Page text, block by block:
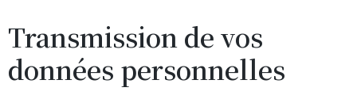
Transmission de vos
données personnelles